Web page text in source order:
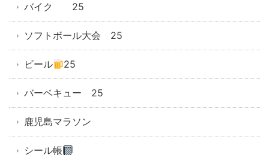
バイク 25
ソフトボール大会 25
ビール 25
バーベキュー 25
鹿児島マラソン
シール帳